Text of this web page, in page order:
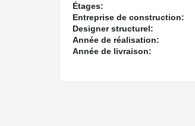
Étages:
Entreprise de construction:
Designer structurel:
Année de réalisation:
Année de livraison: